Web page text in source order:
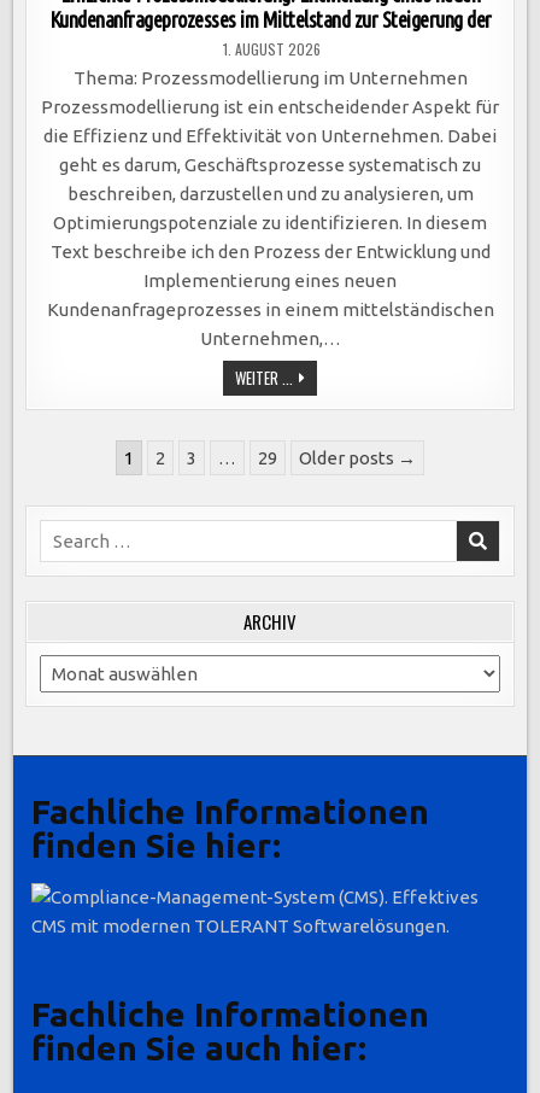
Kundenanfrageprozesses im Mittelstand zur Steigerung der
1. AUGUST 2026
Thema: Prozessmodellierung im Unternehmen
Prozessmodellierung ist ein entscheidender Aspekt für
die Effizienz und Effektivität von Unternehmen. Dabei
geht es darum, Geschäftsprozesse systematisch zu
beschreiben, darzustellen und zu analysieren, um
Optimierungspotenziale zu identifizieren. In diesem
Text beschreibe ich den Prozess der Entwicklung und
Implementierung eines neuen
Kundenanfrageprozesses in einem mittelständischen
Unternehmen,…
WEITER ... EFFIZIENTE
PROZESSMODELLIERUNG:
ENTWICKLUNG
KUNDENANFRAGEPROZESSES
IM
ZUR
STEIGERUNG
Seitennummerierung
Beiträge
1 2 3 … 29 Older posts →
Search
for:
ARCHIV
Archiv
Fachliche Informationen
finden Sie hier:
Fachliche Informationen
finden Sie auch hier: